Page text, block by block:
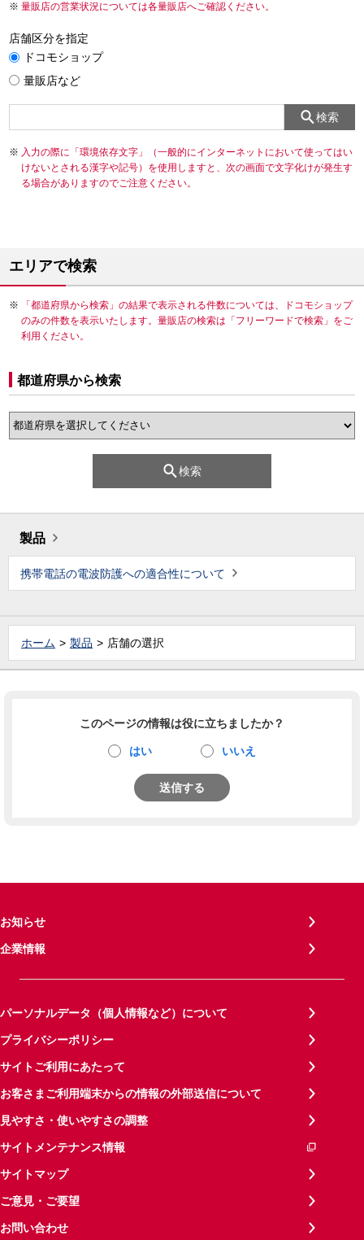
量販店の営業状況については各量販店へご確認ください。
店舗区分を指定
ドコモショップ
量販店など
検索
入力の際に「環境依存文字」（一般的にインターネットにおいて使ってはい
けないとされる漢字や記号）を使用しますと、次の画面で文字化けが発生す
る場合がありますのでご注意ください。
エリアで検索
「都道府県から検索」の結果で表示される件数については、ドコモショップ
のみの件数を表示いたします。量販店の検索は「フリーワードで検索」をご
利用ください。
都道府県から検索
検索
製品
携帯電話の電波防護への適合性について
ホーム 製品 店舗の選択
このページの情報は役に立ちましたか？
はい いいえ
送信する
お知らせ
企業情報
パーソナルデータ（個人情報など）について
プライバシーポリシー
サイトご利用にあたって
お客さまご利用端末からの情報の外部送信について
見やすさ・使いやすさの調整
サイトメンテナンス情報
サイトマップ
ご意見・ご要望
お問い合わせ